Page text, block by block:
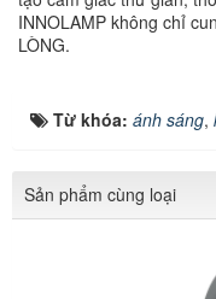
INNOLAMP không chỉ
LÒNG.
Từ khóa: ánh sáng,
Sản phẩm cùng loại